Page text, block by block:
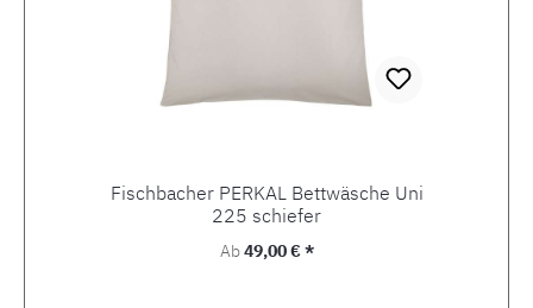
Fischbacher PERKAL Bettwäsche Uni
225 schiefer
Regulärer Preis:
Ab49,00 € *